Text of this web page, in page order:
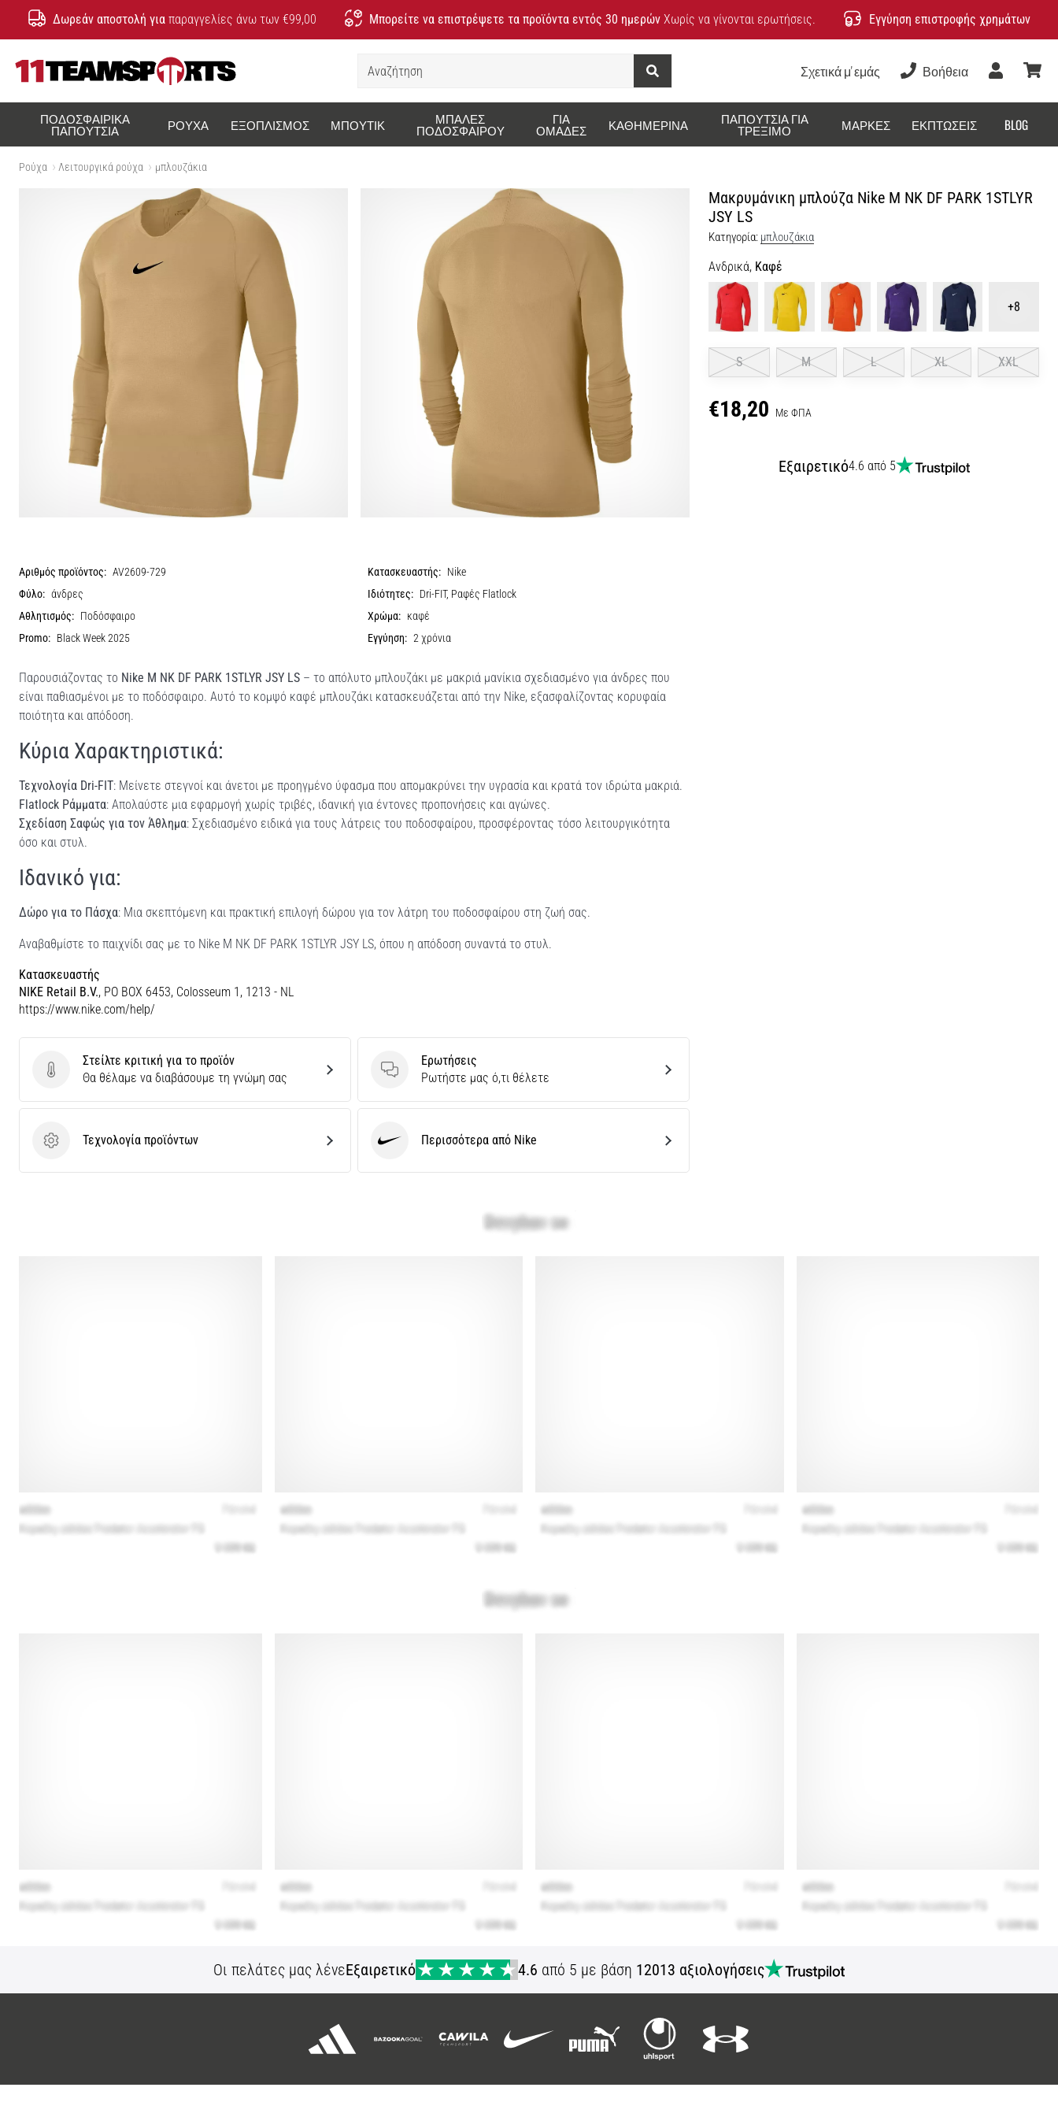
Δωρεάν αποστολή για παραγγελίες άνω των €99,00 Μπορείτε να επιστρέψετε τα προϊόντα εντός 30 ημερών Χωρίς να γίνονται ερωτήσεις. Εγγύηση επιστροφής χρημάτων
Αναζήτηση
Σχετικά μ' εμάς Βοήθεια
Χρήστης
ΠΟΔΟΣΦΑΙΡΙΚΆ
ΠΑΠΟΎΤΣΙΑ ΡΟΎΧΑ ΕΞΟΠΛΙΣΜΌΣ ΜΠΟΥΤΊΚ ΜΠΆΛΕΣ
ΠΟΔΟΣΦΑΊΡΟΥ
ΓΙΑ
ΟΜΆΔΕΣ ΚΑΘΗΜΕΡΙΝΆ ΠΑΠΟΎΤΣΙΑ ΓΙΑ
ΤΡΈΞΙΜΟ ΜΆΡΚΕΣ ΕΚΠΤΏΣΕΙΣ BLOG
Ρούχα Λειτουργικά ρούχα μπλουζάκια
Μακρυμάνικη μπλούζα Nike M NK DF PARK 1STLYR
JSY LS
Κατηγορία: μπλουζάκια
Ανδρικά, Καφέ
+8
S M L XL XXL
€18,20 Με ΦΠΑ
Εξαιρετικό4.6 από 5
Αριθμός προϊόντος: AV2609-729 Κατασκευαστής: Nike
Φύλο: άνδρες Ιδιότητες: Dri-FIT, Ραφές Flatlock
Αθλητισμός: Ποδόσφαιρο Χρώμα: καφέ
Promo: Black Week 2025 Εγγύηση: 2 χρόνια
Παρουσιάζοντας το Nike M NK DF PARK 1STLYR JSY LS – το απόλυτο μπλουζάκι με μακριά μανίκια σχεδιασμένο για άνδρες που
είναι παθιασμένοι με το ποδόσφαιρο. Αυτό το κομψό καφέ μπλουζάκι κατασκευάζεται από την Nike, εξασφαλίζοντας κορυφαία
ποιότητα και απόδοση.
Κύρια Χαρακτηριστικά:
Τεχνολογία Dri-FIT: Μείνετε στεγνοί και άνετοι με προηγμένο ύφασμα που απομακρύνει την υγρασία και κρατά τον ιδρώτα μακριά.
Flatlock Ράμματα: Απολαύστε μια εφαρμογή χωρίς τριβές, ιδανική για έντονες προπονήσεις και αγώνες.
Σχεδίαση Σαφώς για τον Άθλημα: Σχεδιασμένο ειδικά για τους λάτρεις του ποδοσφαίρου, προσφέροντας τόσο λειτουργικότητα
όσο και στυλ.
Ιδανικό για:
Δώρο για το Πάσχα: Μια σκεπτόμενη και πρακτική επιλογή δώρου για τον λάτρη του ποδοσφαίρου στη ζωή σας.
Αναβαθμίστε το παιχνίδι σας με το Nike M NK DF PARK 1STLYR JSY LS, όπου η απόδοση συναντά το στυλ.
Κατασκευαστής
NIKE Retail B.V., PO BOX 6453, Colosseum 1, 1213 - NL
https://www.nike.com/help/
Στείλτε κριτική για το προϊόν
Στείλτε κριτική για το προϊόν
Θα θέλαμε να διαβάσουμε τη γνώμη σας
Ερωτήσεις
Ερωτήσεις
Ρωτήστε μας ό,τι θέλετε
Τεχνολογία προϊόντων
Τεχνολογία προϊόντων Περισσότερα από Nike
Οι πελάτες μας λένεΕξαιρετικό 4.6 από 5 με βάση 12013 αξιολογήσεις